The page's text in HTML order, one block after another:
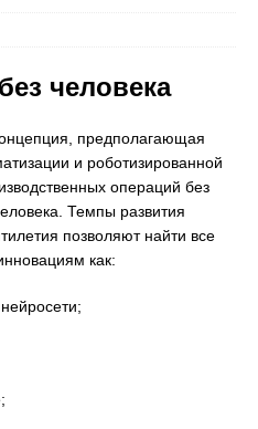
человека
предполагающая
и роботизированной
операций без
Темпы развития
позволяют найти все
как: